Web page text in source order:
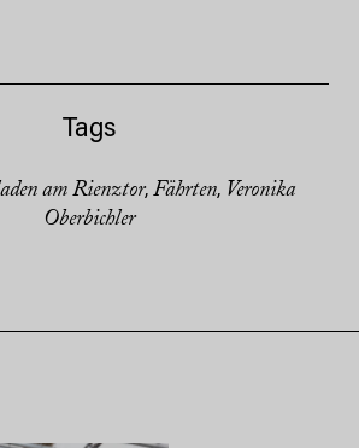
Tags
am Rienztor, Fährten, Veronika
Oberbichler